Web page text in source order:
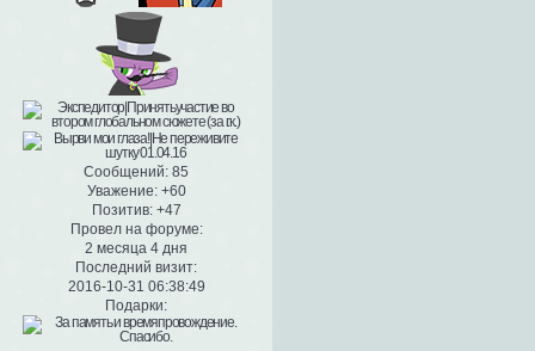
Сообщений: 85
Уважение: +60
Позитив: +47
Провел на форуме:
2 месяца 4 дня
Последний визит:
2016-10-31 06:38:49
Подарки: